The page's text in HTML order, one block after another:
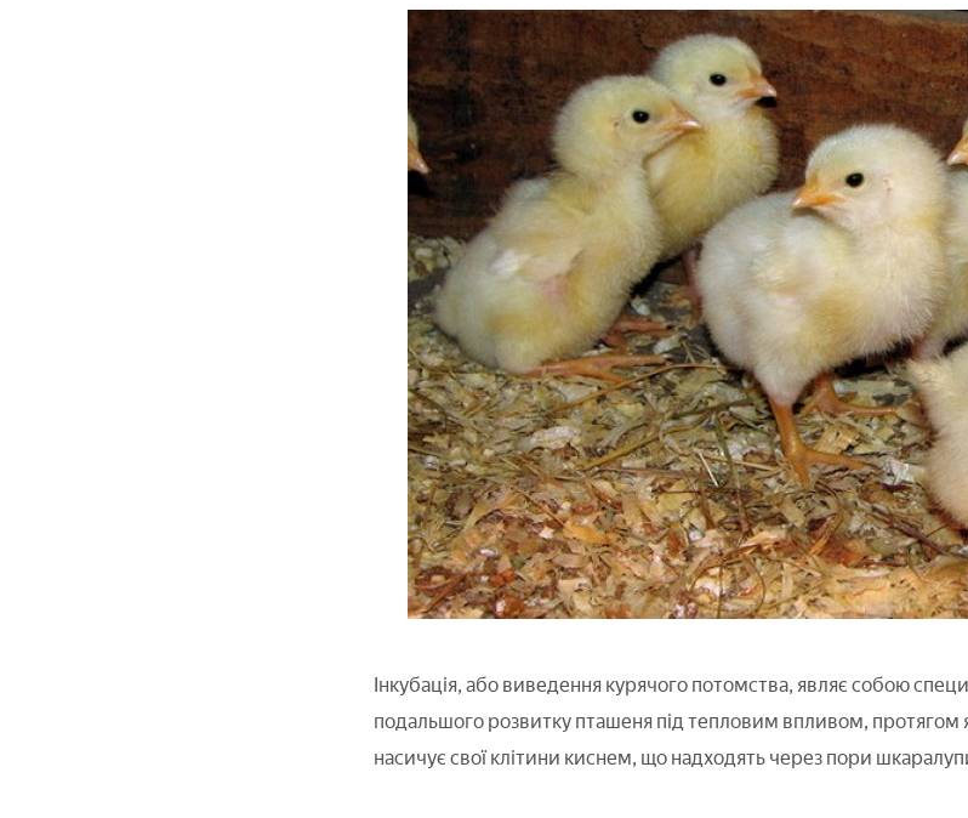
Інкубація, або виведення курячого потомства, являє собою
подальшого розвитку пташеня під тепловим впливом, протягом
насичує свої клітини киснем, що надходять через пори